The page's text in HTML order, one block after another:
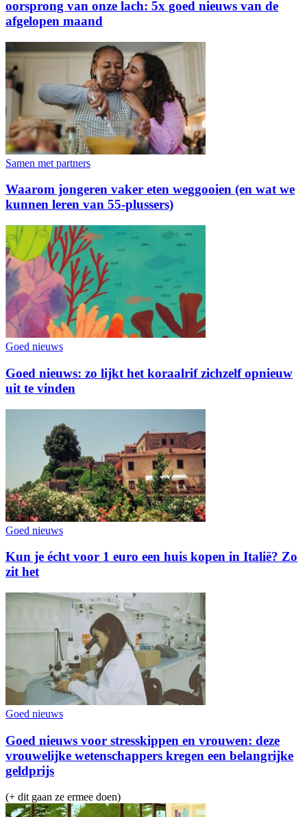
oorsprong van onze lach: 5x goed nieuws van de
afgelopen maand
Samen met partners
Waarom jongeren vaker eten weggooien (en wat we
kunnen leren van 55-plussers)
Goed nieuws
Goed nieuws: zo lijkt het koraalrif zichzelf opnieuw
uit te vinden
Goed nieuws
Kun je écht voor 1 euro een huis kopen in Italië? Zo
zit het
Goed nieuws
Goed nieuws voor stresskippen en vrouwen: deze
vrouwelijke wetenschappers kregen een belangrijke
geldprijs
(+ dit gaan ze ermee doen)